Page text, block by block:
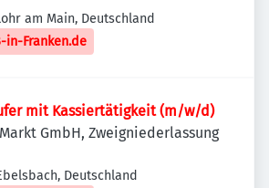
am Main, Deutschland
in-Franken.de
mit Kassiertätigkeit (m/w/d)
Markt GmbH, Zweigniederlassung
Deutschland